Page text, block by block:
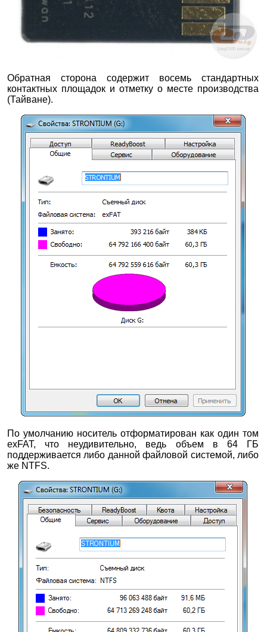
Обратная сторона содержит восемь стандартных
контактных площадок и отметку о месте производства
(Тайване).
По умолчанию носитель отформатирован как один том
exFAT, что неудивительно, ведь объем в 64 ГБ
поддерживается либо данной файловой системой, либо
же NTFS.